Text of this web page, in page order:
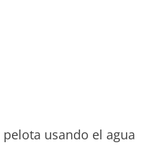
usando el agua